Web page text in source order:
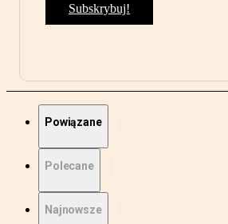
Subskrybuj!
Powiązane
Polecane
Najnowsze